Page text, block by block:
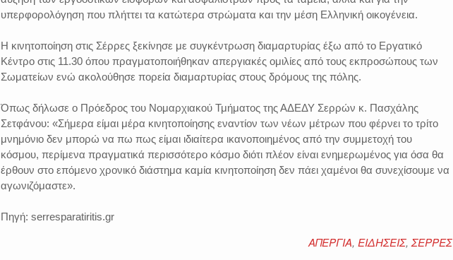
υπερφορολόγηση που πλήττει τα κατώτερα στρώματα και την μέση Ελληνική οικογένεια.
Η κινητοποίηση στις Σέρρες ξεκίνησε με συγκέντρωση διαμαρτυρίας έξω από το Εργατικό
Κέντρο στις 11.30 όπου πραγματοποιήθηκαν απεργιακές ομιλίες από τους εκπροσώπους των
Σωματείων ενώ ακολούθησε πορεία διαμαρτυρίας στους δρόμους της πόλης.
Όπως δήλωσε ο Πρόεδρος του Νομαρχιακού Τμήματος της ΑΔΕΔΥ Σερρών κ. Πασχάλης
Σετφάνου: «Σήμερα είμαι μέρα κινητοποίησης εναντίον των νέων μέτρων που φέρνει το τρίτο
μνημόνιο δεν μπορώ να πω πως είμαι ιδιαίτερα ικανοποιημένος από την συμμετοχή του
κόσμου, περίμενα πραγματικά περισσότερο κόσμο διότι πλέον είναι ενημερωμένος για όσα θα
έρθουν στο επόμενο χρονικό διάστημα καμία κινητοποίηση δεν πάει χαμένοι θα συνεχίσουμε να
αγωνιζόμαστε».
Πηγή: serresparatiritis.gr
ΑΠΕΡΓΙΑ, ΕΙΔΗΣΕΙΣ, ΣΕΡΡΕΣ